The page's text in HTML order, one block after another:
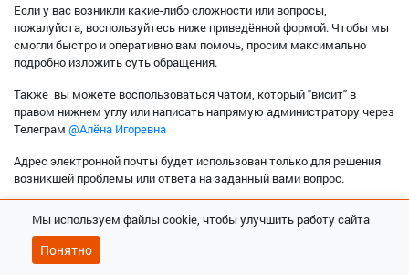
Если у вас возникли какие-либо сложности или вопросы,
пожалуйста, воспользуйтесь ниже приведённой формой. Чтобы мы
смогли быстро и оперативно вам помочь, просим максимально
подробно изложить суть обращения.
Также вы можете воспользоваться чатом, который "висит" в
правом нижнем углу или написать напрямую администратору через
Телеграм @Алёна Игоревна
Адрес электронной почты будет использован только для решения
возникшей проблемы или ответа на заданный вами вопрос.
Предвосхищая возможные вопросы
Если вы ранее создавали личный кабинет на сайте
учебного центра, воспользуйтесь
×
Мы используем файлы cookie, чтобы улучшить работу сайта
Понятно